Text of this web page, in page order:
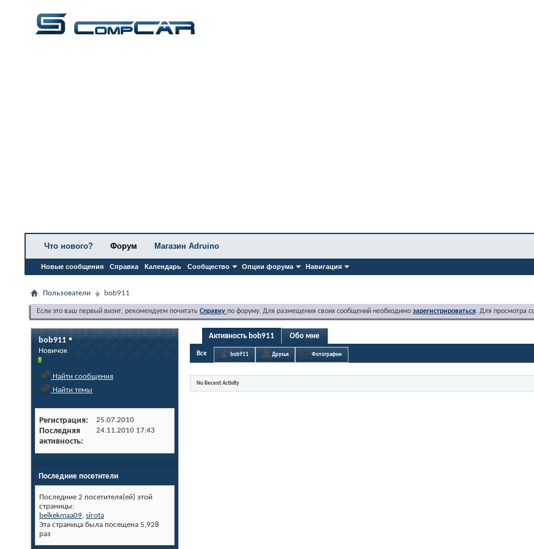
Что нового? Форум
Новые сообщения Справка Календарь Сообщество Опции форума Навигация
Магазин Adruino
Пользователи bob911
Если это ваш первый визит, рекомендуем почитать Справку по форуму. Для размещения своих сообщений необходимо зарегистрироваться. Для просмотра
bob911
Новичок
Найти сообщения
Найти темы
Регистрация 25.07.2010
Последняя
активность
24.11.2010 17:43
Последние посетители
Последние 2 посетителя(ей) этой
страницы:
belkekmaa09, sirota
Эта страница была посещена 5,928
раз
Активность bob911 Обо мне
Все bob911 Друзья Фотографии
No Recent Activity